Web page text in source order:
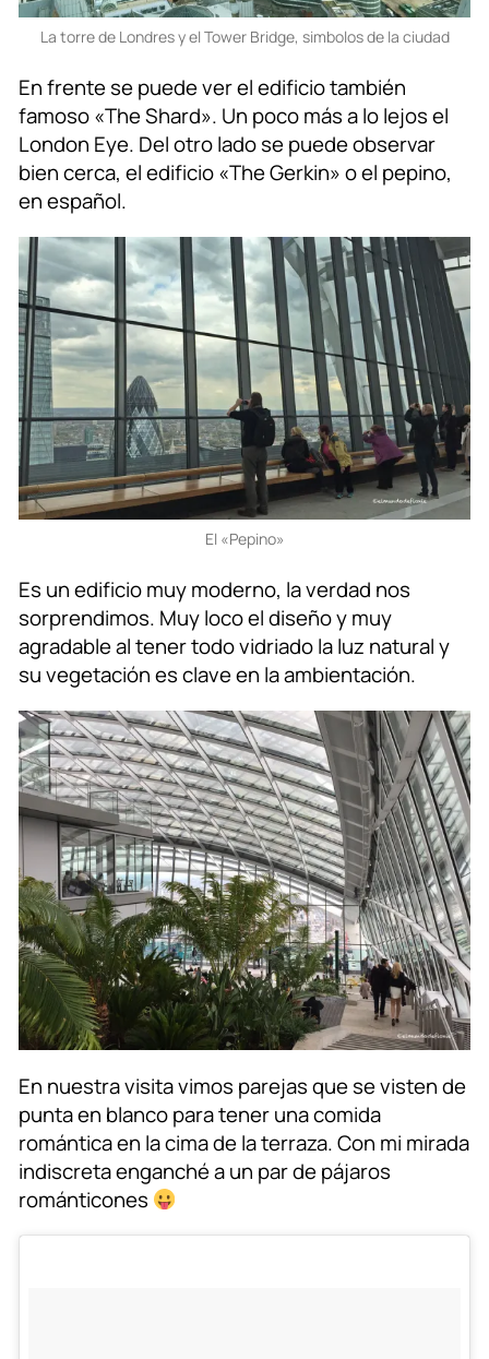
La torre de Londres y el Tower Bridge, simbolos de la ciudad
En frente se puede ver el edificio también
famoso «The Shard». Un poco más a lo lejos el
London Eye. Del otro lado se puede observar
bien cerca, el edificio «The Gerkin» o el pepino,
en español.
El «Pepino»
Es un edificio muy moderno, la verdad nos
sorprendimos. Muy loco el diseño y muy
agradable al tener todo vidriado la luz natural y
su vegetación es clave en la ambientación.
En nuestra visita vimos parejas que se visten de
punta en blanco para tener una comida
romántica en la cima de la terraza. Con mi mirada
indiscreta enganché a un par de pájaros
románticones